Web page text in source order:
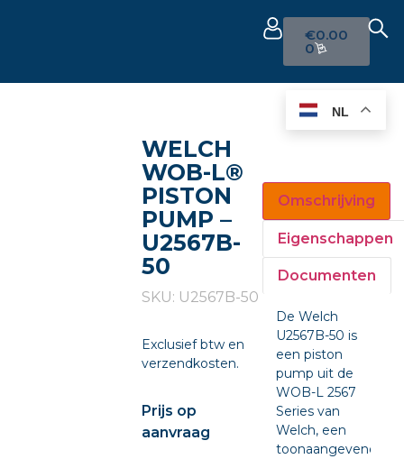
€0.00
0
WELCH
WOB-L®
PISTON
PUMP –
U2567B-
50
SKU: U2567B-50
Exclusief btw en
verzendkosten.
Prijs op
aanvraag
Omschrijving
Eigenschappen
Documenten
De Welch
U2567B-50 is
een piston
pump uit de
WOB-L 2567
Series van
Welch, een
toonaangevende
NL